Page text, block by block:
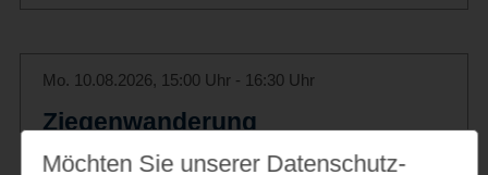
Mo. 10.08.2026, 15:00 Uhr - 16:30 Uhr
Ziegenwanderung
Mit Püppi, Pommes und Quark
Möchten Sie unserer Datenschutz­